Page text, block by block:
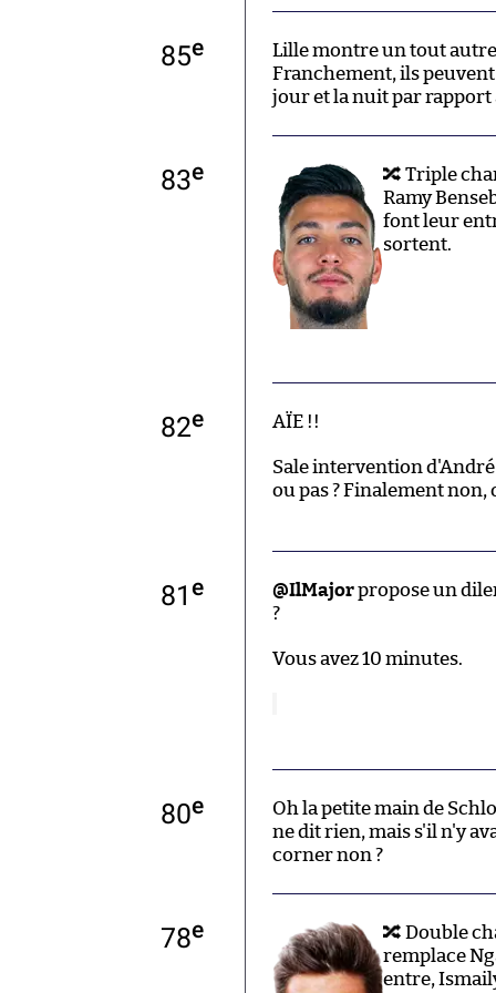
85e
Lille montre un tout autre
Franchement, ils
jour et la nuit par
83e
🔀 Triple
Ramy
font leur
sortent.
82e AÏE !!
Sale intervention d'André
ou pas ? Finalement non,
81 e @IlMajorpropose un
?
Vous avez 10 minutes.
80e
Oh la petite main de
ne dit rien, mais s'il n'y
corner non ?
78e
🔀 Double
remplace
entre,